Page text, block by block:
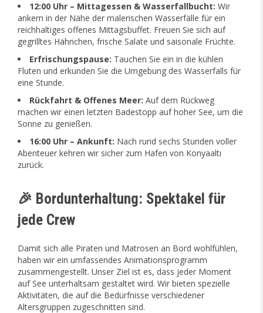
12:00 Uhr – Mittagessen & Wasserfallbucht: Wir
ankern in der Nähe der malerischen Wasserfälle für ein
reichhaltiges offenes Mittagsbuffet. Freuen Sie sich auf
gegrilltes Hähnchen, frische Salate und saisonale Früchte.
Erfrischungspause: Tauchen Sie ein in die kühlen
Fluten und erkunden Sie die Umgebung des Wasserfalls für
eine Stunde.
Rückfahrt & Offenes Meer: Auf dem Rückweg
machen wir einen letzten Badestopp auf hoher See, um die
Sonne zu genießen.
16:00 Uhr – Ankunft: Nach rund sechs Stunden voller
Abenteuer kehren wir sicher zum Hafen von Konyaaltı
zurück.
🎉 Bordunterhaltung: Spektakel für
jede Crew
Damit sich alle Piraten und Matrosen an Bord wohlfühlen,
haben wir ein umfassendes Animationsprogramm
zusammengestellt. Unser Ziel ist es, dass jeder Moment
auf See unterhaltsam gestaltet wird. Wir bieten spezielle
Aktivitäten, die auf die Bedürfnisse verschiedener
Altersgruppen zugeschnitten sind.